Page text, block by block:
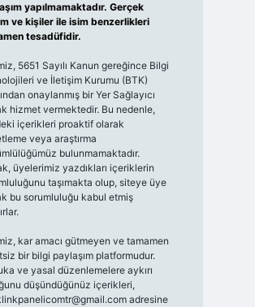
yapılmamaktadır. Gerçek
ve kişiler ile isim benzerlikleri
tesadüfidir.
5651 Sayılı Kanun gereğince Bilgi
ve İletişim Kurumu (BTK)
onaylanmış bir Yer Sağlayıcı
hizmet vermektedir. Bu nedenle,
içerikleri proaktif olarak
veya araştırma
bulunmamaktadır.
üyelerimiz yazdıkları içeriklerin
taşımakta olup, siteye üye
bu sorumluluğu kabul etmiş
kar amacı gütmeyen ve tamamen
bir bilgi paylaşım platformudur.
ve yasal düzenlemelere aykırı
düşündüğünüz içerikleri,
adresine